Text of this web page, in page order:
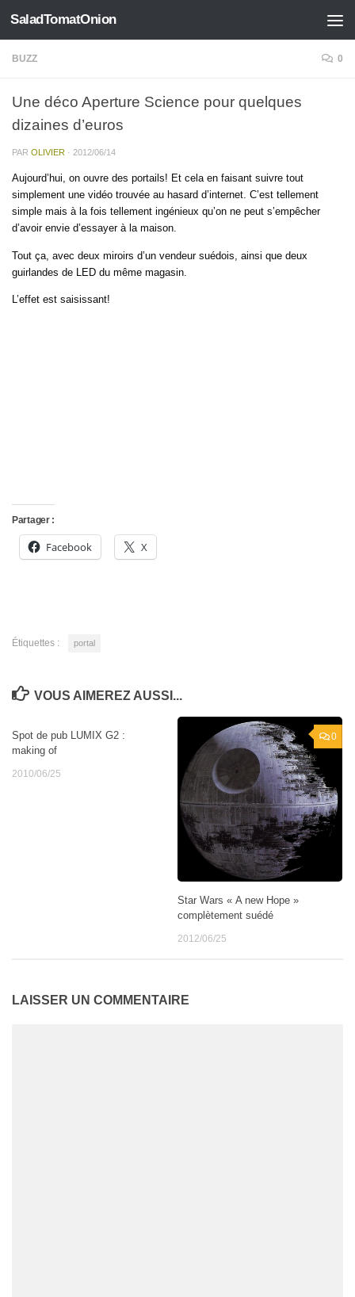
Skip to content
SaladTomatOnion
BUZZ 0
Une déco Aperture Science pour quelques
dizaines d’euros
PAR OLIVIER · 2012/06/14
Aujourd’hui, on ouvre des portails! Et cela en faisant suivre tout
simplement une vidéo trouvée au hasard d’internet. C’est tellement
simple mais à la fois tellement ingénieux qu’on ne peut s’empêcher
d’avoir envie d’essayer à la maison.
Tout ça, avec deux miroirs d’un vendeur suédois, ainsi que deux
guirlandes de LED du même magasin.
L’effet est saisissant!
Partager :
Facebook X
Étiquettes : portal
VOUS AIMEREZ AUSSI...
Spot de pub LUMIX G2 :
making of
2010/06/25
0
Star Wars « A new Hope »
complètement suédé
2012/06/25
LAISSER UN COMMENTAIRE